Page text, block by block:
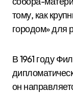
тому, как
городом» для
В 1961 году
он